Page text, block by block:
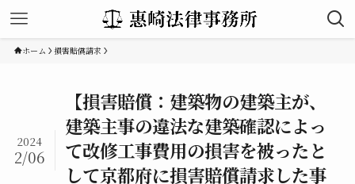
ホーム 損害賠償請求
【損害賠償：建築物の建築主が、
建築主事の違法な建築確認によっ
て改修工事費用の損害を被ったと
して京都府に損害賠償請求した事
2024
2/06